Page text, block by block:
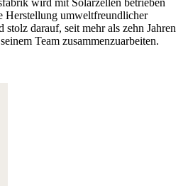
Herstellung umweltfreundlicher
darauf, seit mehr als zehn Jahren
Team zusammenzuarbeiten.